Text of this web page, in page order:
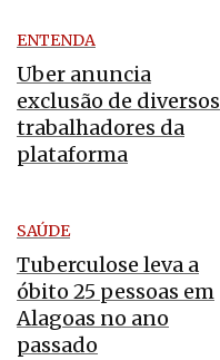
ENTENDA
Uber anuncia
exclusão de diversos
trabalhadores da
plataforma
SAÚDE
Tuberculose leva a
óbito 25 pessoas em
Alagoas no ano
passado